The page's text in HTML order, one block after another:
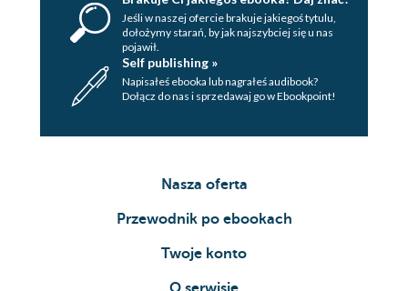
Jeśli w naszej ofercie brakuje jakiegoś tytulu,
dołożymy starań, by jak najszybciej się u nas
pojawił.
Self publishing »
Napisałeś ebooka lub nagrałeś audibook?
Dołącz do nas i sprzedawaj go w Ebookpoint!
Nasza oferta
Przewodnik po ebookach
Twoje konto